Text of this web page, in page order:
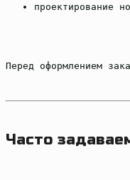
проектирование
Перед оформлением
Часто